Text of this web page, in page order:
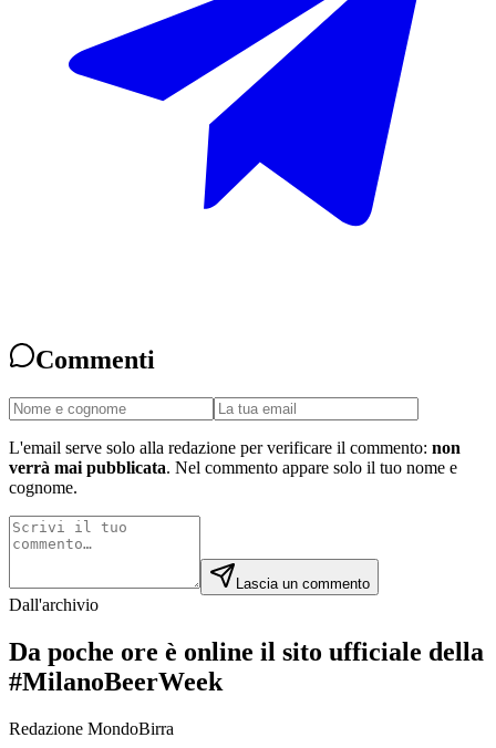
Commenti
L'email serve solo alla redazione per verificare il commento: non
verrà mai pubblicata. Nel commento appare solo il tuo nome e
cognome.
Lascia un commento
Dall'archivio
Da poche ore è online il sito ufficiale della
#MilanoBeerWeek
Redazione MondoBirra